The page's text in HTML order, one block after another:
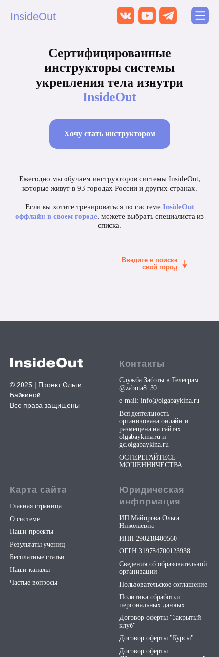
InsideOut
Cертифицированные
инструкторы системы
укрепления тела изнутри
InsideOut
Хочу стать инструктором
Ежегодно мы обучаем инструкторов системы InsideOut,
которые живут в 93 городах России и других странах.
Если вы хотите тренироваться по системе InsideOut
оффлайн в своем городе, можете выбрать специалиста из
списка.
Введите в поиске
свой город
©️ 2025 | Проект Ольги
Байкиной
Все права защищены
Контакты
Служба Заботы в Телеграм:
@zabota8_30
e-mail: info@olgabaykina.ru
Вся деятельность
организована онлайн и
размещена на сайтах
olgabaykina.ru и
gc.olgabaykina.ru
ОСТЕРЕГАЙТЕСЬ
МОШЕННИЧЕСТВА
Карта сайта
Главная страница
О системе
Наши проекты
Результаты учениц
Бесплатные статьи
Наши каналы
Частые вопросы
Юридическая
информация
ИП Майорова Ольга
Николаевна
ИНН 290218400560
ОГРН 319784700123938
Сведения об образовательной
организации
Пользовательское соглашение
Политика обработки
персональных данных
Договор оферты "Закрытый
клуб"
Договор оферты "Курсы"
Договор оферты